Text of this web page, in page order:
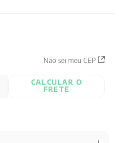
Não sei meu CEP
CALCULAR O
FRETE